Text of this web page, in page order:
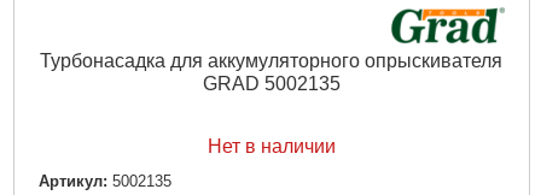
Турбонасадка для аккумуляторного опрыскивателя
GRAD 5002135
Нет в наличии
Артикул: 5002135